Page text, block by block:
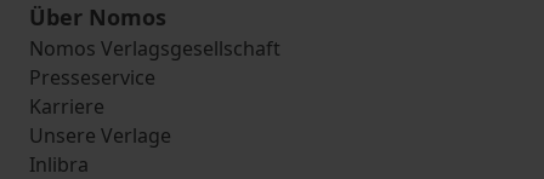
Über Nomos
Nomos Verlagsgesellschaft
Presseservice
Karriere
Unsere Verlage
Inlibra